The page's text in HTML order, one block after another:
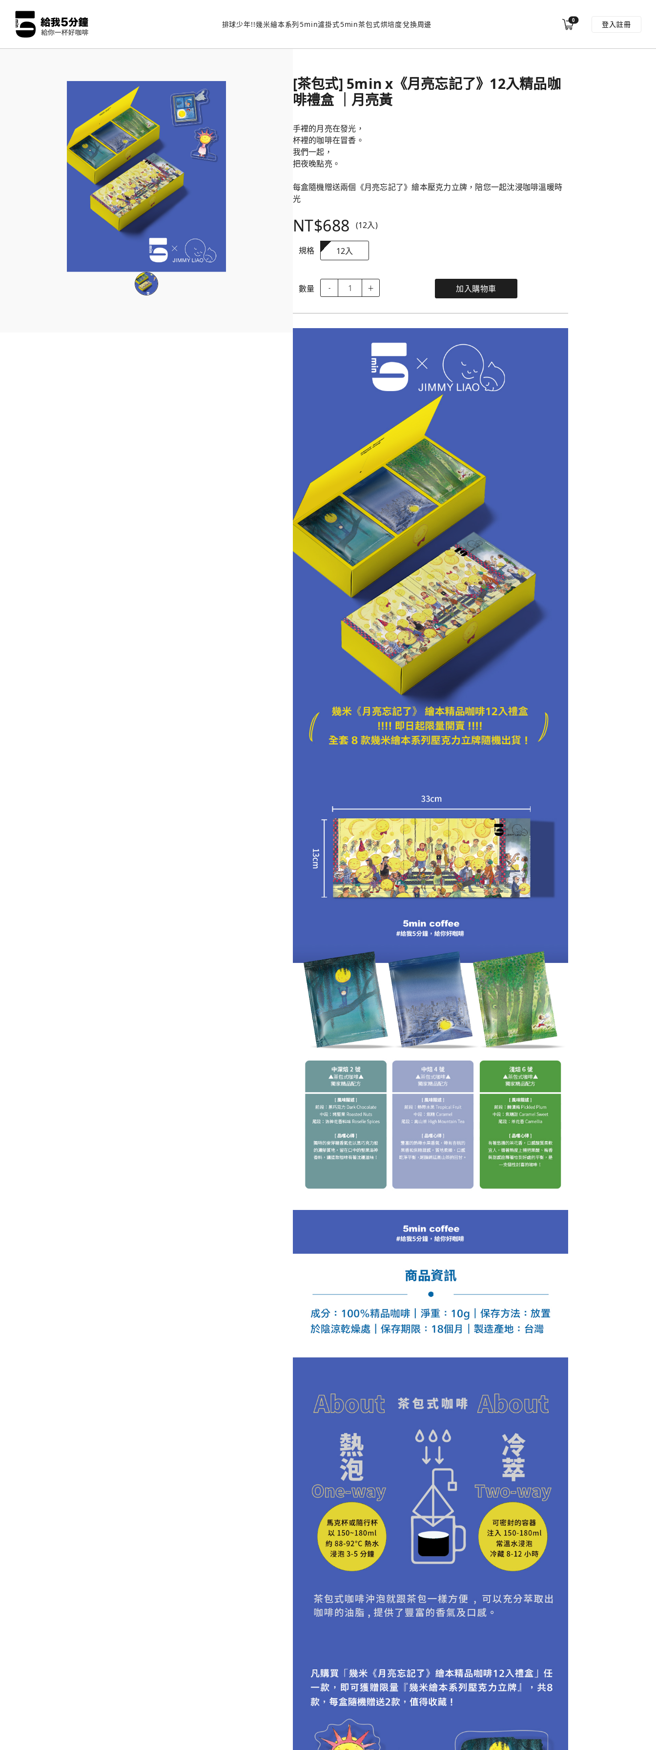
排球少年!!幾米繪本系列5min濾掛式5min茶包式烘培度兌換周邊 0 登入註冊
[茶包式] 5min x《月亮忘記了》12入精品咖
啡禮盒 ｜月亮黃
手裡的月亮在發光，
杯裡的咖啡在冒香。
我們一起，
把夜晚點亮。
每盒隨機贈送兩個《月亮忘記了》繪本壓克力立牌，陪您一起沈浸咖啡溫暖時
光
NT$688 (12入)
規格 12入
數量 - ＋ 加入購物車